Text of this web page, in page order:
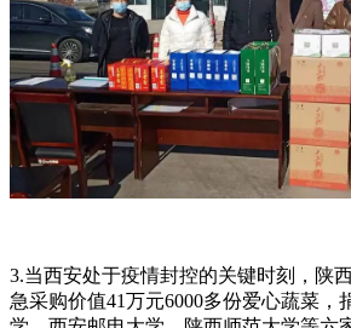
3.当西安处于疫情封控的关键时刻，陕
急采购价值41万元6000多份爱心蔬菜